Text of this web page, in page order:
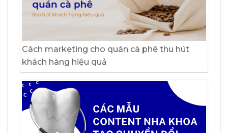
Cách marketing cho quán cà phê thu hút
khách hàng hiệu quả